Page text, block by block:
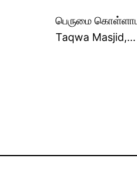
பெருமை
Taqwa Masjid,…